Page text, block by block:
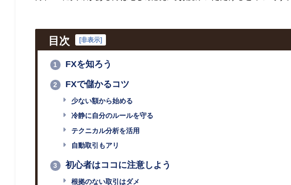
目次 [非表示]
1 FXを知ろう
2 FXで儲かるコツ
少ない額から始める
冷静に自分のルールを守る
テクニカル分析を活用
自動取引もアリ
3 初心者はココに注意しよう
根拠のない取引はダメ